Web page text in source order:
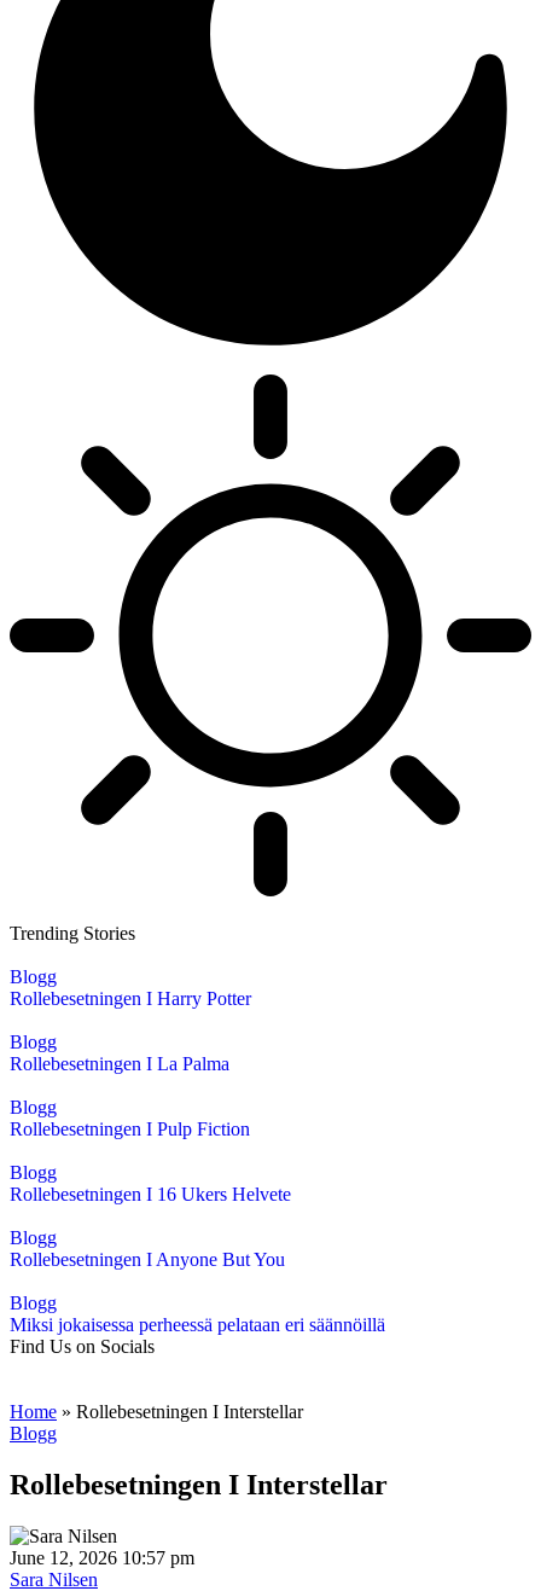
Trending Stories
Blogg
Rollebesetningen I Harry Potter
Blogg
Rollebesetningen I La Palma
Blogg
Rollebesetningen I Pulp Fiction
Blogg
Rollebesetningen I 16 Ukers Helvete
Blogg
Rollebesetningen I Anyone But You
Blogg
Miksi jokaisessa perheessä pelataan eri säännöillä
Find Us on Socials
Home » Rollebesetningen I Interstellar
Blogg
Rollebesetningen I Interstellar
June 12, 2026 10:57 pm
Sara Nilsen